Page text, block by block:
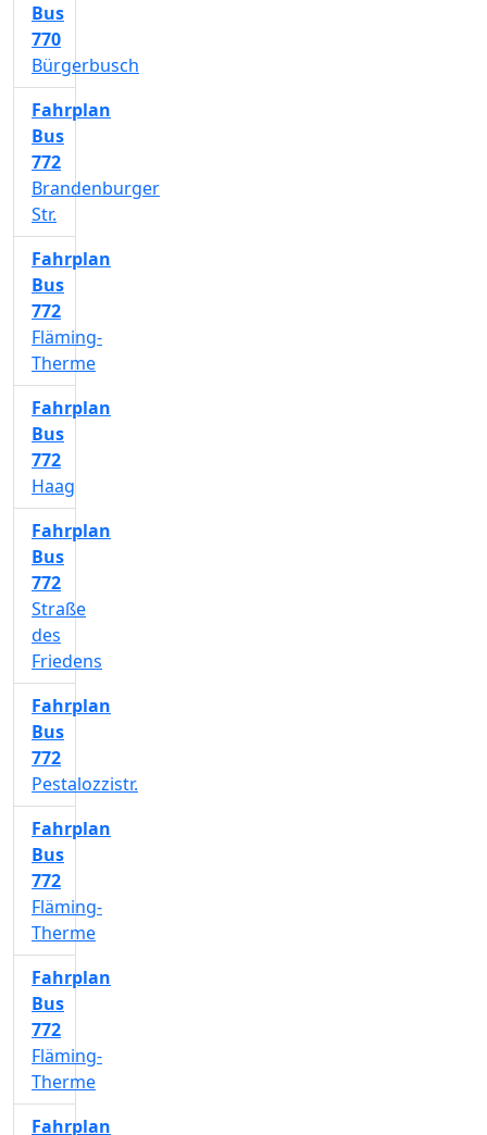
Bus
770
Bürgerbusch
Fahrplan
Bus
772
Brandenburger
Str.
Fahrplan
Bus
772
Fläming-
Therme
Fahrplan
Bus
772
Haag
Fahrplan
Bus
772
Straße
des
Friedens
Fahrplan
Bus
772
Pestalozzistr.
Fahrplan
Bus
772
Fläming-
Therme
Fahrplan
Bus
772
Fläming-
Therme
Fahrplan